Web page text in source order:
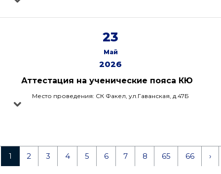
23
Май
2026
Аттестация на ученические пояса КЮ
Место проведения: СК Факел, ул.Гаванская, д.47Б
1 2 3 4 5 6 7 8 65 66 ›